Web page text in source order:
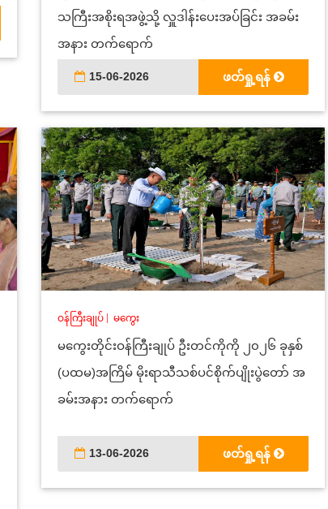
သကြီးအစိုးရအဖွဲ့သို့ လှူဒါန်းပေးအပ်ခြင်း အခမ်း
အနား တက်ရောက်
15-06-2026 ဖတ်ရှု့ရန်
ဝန်ကြီးချုပ် မကွေး
မကွေးတိုင်းဝန်ကြီးချုပ် ဦးတင်ကိုကို ၂၀၂၆ ခုနှစ်
(ပထမ)အကြိမ် မိုးရာသီသစ်ပင်စိုက်ပျိုးပွဲတော် အ
ခမ်းအနား တက်ရောက်
13-06-2026 ဖတ်ရှု့ရန်